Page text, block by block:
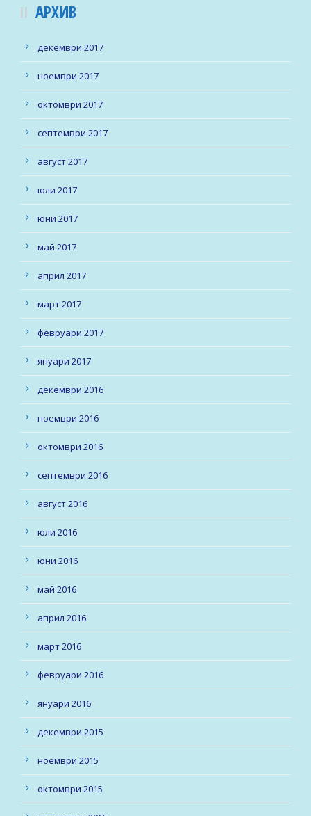
АРХИВ
декември 2017
ноември 2017
октомври 2017
септември 2017
август 2017
юли 2017
юни 2017
май 2017
април 2017
март 2017
февруари 2017
януари 2017
декември 2016
ноември 2016
октомври 2016
септември 2016
август 2016
юли 2016
юни 2016
май 2016
април 2016
март 2016
февруари 2016
януари 2016
декември 2015
ноември 2015
октомври 2015